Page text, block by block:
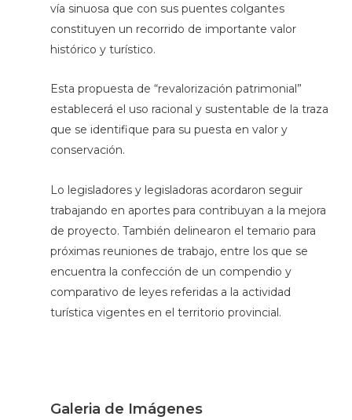
vía sinuosa que con sus puentes colgantes
constituyen un recorrido de importante valor
histórico y turístico.
Esta propuesta de “revalorización patrimonial”
establecerá el uso racional y sustentable de la traza
que se identifique para su puesta en valor y
conservación.
Lo legisladores y legisladoras acordaron seguir
trabajando en aportes para contribuyan a la mejora
de proyecto. También delinearon el temario para
próximas reuniones de trabajo, entre los que se
encuentra la confección de un compendio y
comparativo de leyes referidas a la actividad
turística vigentes en el territorio provincial.
Galeria de Imágenes